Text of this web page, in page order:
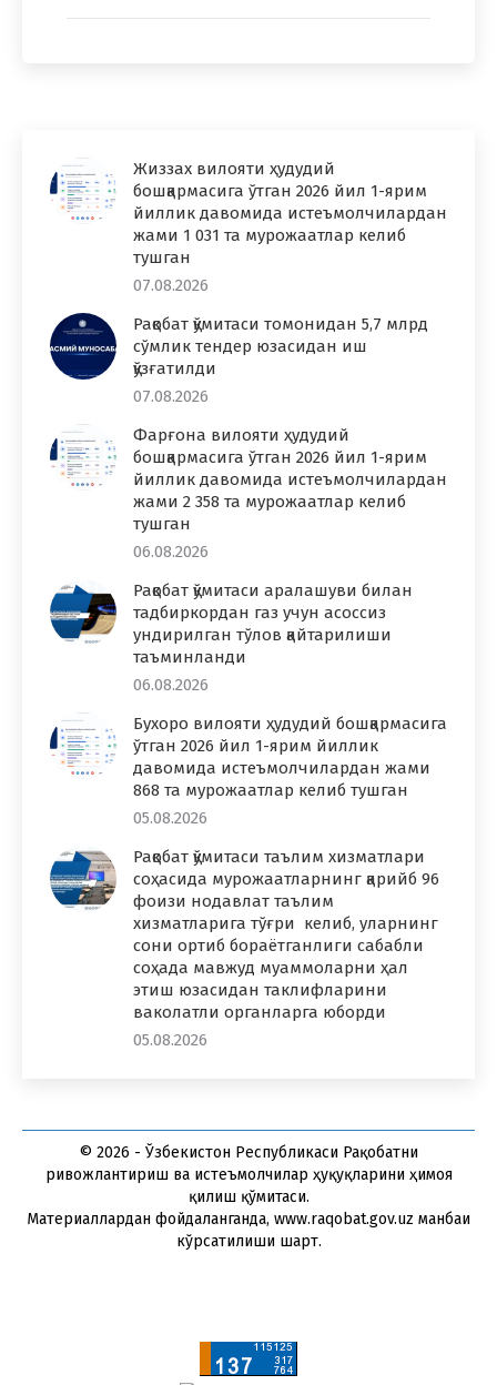
Жиззах вилояти ҳудудий
бошқармасига ўтган 2026 йил 1-ярим
йиллик давомида истеъмолчилардан
жами 1 031 та мурожаатлар келиб
тушган
07.08.2026
Рақобат қўмитаси томонидан 5,7 млрд
сўмлик тендер юзасидан иш
қўзғатилди
07.08.2026
Фарғона вилояти ҳудудий
бошқармасига ўтган 2026 йил 1-ярим
йиллик давомида истеъмолчилардан
жами 2 358 та мурожаатлар келиб
тушган
06.08.2026
Рақобат қўмитаси аралашуви билан
тадбиркордан газ учун асоссиз
ундирилган тўлов қайтарилиши
таъминланди
06.08.2026
Бухоро вилояти ҳудудий бошқармасига
ўтган 2026 йил 1-ярим йиллик
давомида истеъмолчилардан жами
868 та мурожаатлар келиб тушган
05.08.2026
Рақобат қўмитаси таълим хизматлари
соҳасида мурожаатларнинг қарийб 96
фоизи нодавлат таълим
хизматларига тўғри келиб, уларнинг
сони ортиб бораётганлиги сабабли
соҳада мавжуд муаммоларни ҳал
этиш юзасидан таклифларини
ваколатли органларга юборди
05.08.2026
© 2026 - Ўзбекистон Республикаси Рақобатни
ривожлантириш ва истеъмолчилар ҳуқуқларини ҳимоя
қилиш қўмитаси.
Материаллардан фойдаланганда, www.raqobat.gov.uz манбаи
кўрсатилиши шарт.